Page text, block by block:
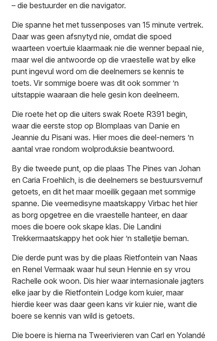
– die bestuurder en die navigator.
Die spanne het met tussenposes van 15 minute vertrek.
Daar was geen afsnytyd nie, omdat die spoed
waarteen voertuie klaarmaak nie die wenner bepaal nie,
maar wel die antwoorde op die vraestelle wat by elke
punt ingevul word om die deelnemers se kennis te
toets. Vir sommige boere was dit ook sommer ’n
uitstappie waaraan die hele gesin kon deelneem.
Die roete het op die uiters swak Roete R391 begin,
waar die eerste stop op Blomplaas van Danie en
Jeannie du Pisani was. Hier moes die deel-nemers ’n
aantal vrae rondom wolproduksie beantwoord.
By die tweede punt, op die plaas The Pines van Johan
en Caria Froehlich, is die deelnemers se bestuursvernuf
getoets, en dit het maar moeilik gegaan met sommige
spanne. Die veemedisyne maatskappy Virbac het hier
as borg opgetree en die vraestelle hanteer, en daar
moes die boere ook skape klas. Die Landini
Trekkermaatskappy het ook hier ’n stalletjie beman.
Die derde punt was by die plaas Rietfontein van Naas
en Renel Vermaak waar hul seun Hennie en sy vrou
Rachelle ook woon. Dis hier waar internasionale jagters
elke jaar by die Rietfontein Lodge kom kuier, maar
hierdie keer was daar geen kans vir kuier nie, want die
boere se kennis van wild is getoets.
Die boere is hierna na Tweerivieren van Carl en Yolandé